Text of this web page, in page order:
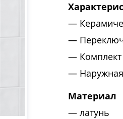
Материал
латунь